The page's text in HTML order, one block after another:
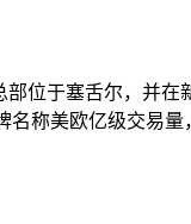
位于塞舌尔，并
称美欧亿级交易